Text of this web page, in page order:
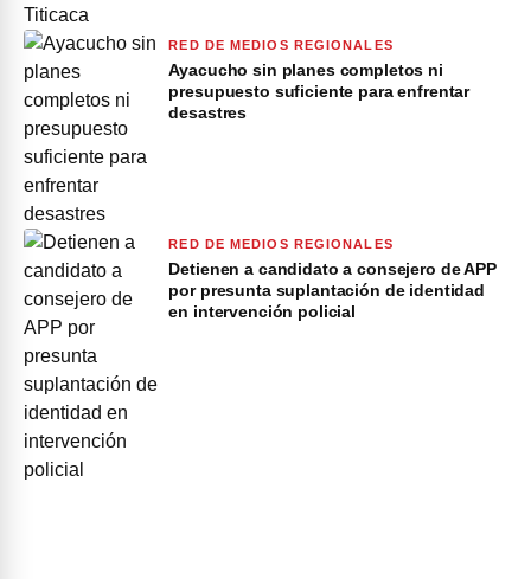
RED DE MEDIOS REGIONALES
Ayacucho sin planes completos ni
presupuesto suficiente para enfrentar
desastres
RED DE MEDIOS REGIONALES
Detienen a candidato a consejero de APP
por presunta suplantación de identidad
en intervención policial